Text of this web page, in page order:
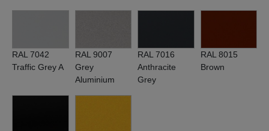
RAL 7042
Traffic Grey A
RAL 9007
Grey
Aluminium
RAL 7016
Anthracite
Grey
RAL 8015
Brown